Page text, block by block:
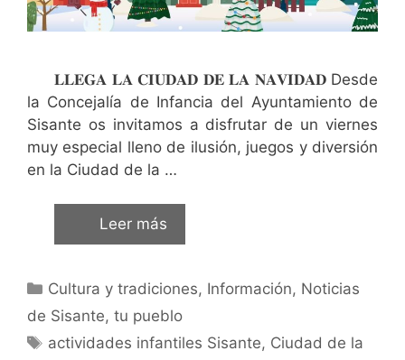
𝐋𝐋𝐄𝐆𝐀 𝐋𝐀 𝐂𝐈𝐔𝐃𝐀𝐃 𝐃𝐄 𝐋𝐀 𝐍𝐀𝐕𝐈𝐃𝐀𝐃 Desde
la Concejalía de Infancia del Ayuntamiento de
Sisante os invitamos a disfrutar de un viernes
muy especial lleno de ilusión, juegos y diversión
en la Ciudad de la …
Leer más
Cultura y tradiciones, Información, Noticias
de Sisante, tu pueblo
actividades infantiles Sisante, Ciudad de la